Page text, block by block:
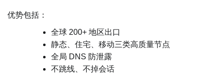
优势包括：
全球 200+ 地区出口
静态、住宅、移动三类高质量节点
全局 DNS 防泄露
不跳线、不掉会话